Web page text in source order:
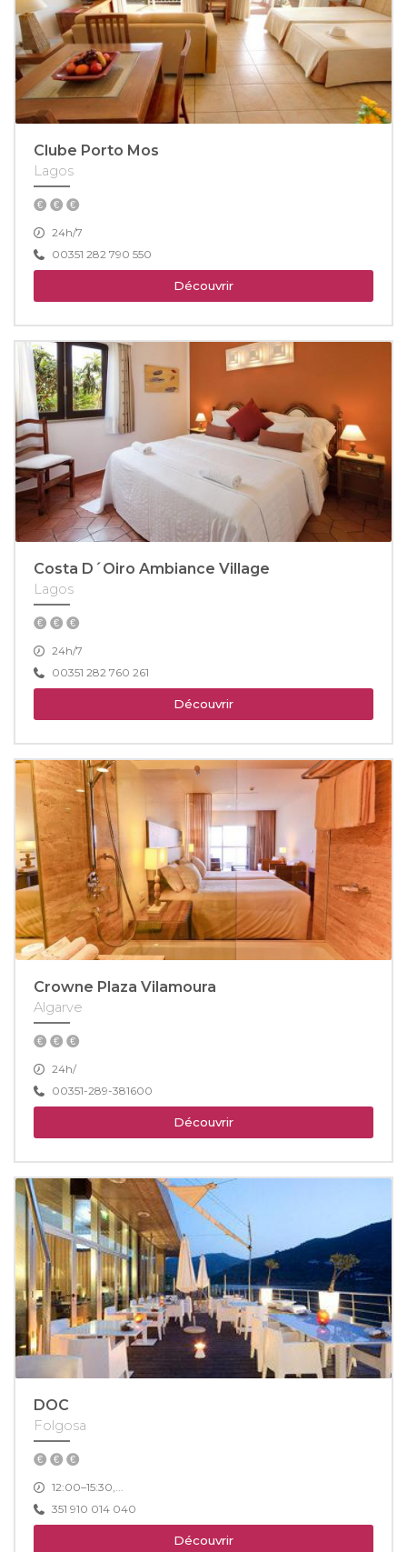
Clube Porto Mos
Lagos
24h/7
00351 282 790 550
Découvrir
Costa D´Oiro Ambiance Village
Lagos
24h/7
00351 282 760 261
Découvrir
Crowne Plaza Vilamoura
Algarve
24h/
00351-289-381600
Découvrir
DOC
Folgosa
12:00–15:30,...
351 910 014 040
Découvrir